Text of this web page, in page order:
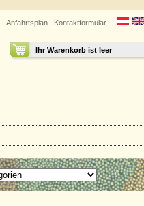
| Anfahrtsplan | Kontaktformular
Ihr Warenkorb ist leer